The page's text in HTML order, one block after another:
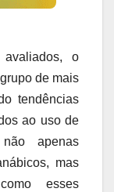
o
de mais
tendências
ao uso de
apenas
mas
esses